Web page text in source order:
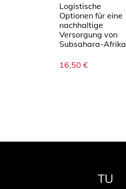
Logistische
Optionen für eine
nachhaltige
Versorgung von
Subsahara-Afrika
16,50 €
TU